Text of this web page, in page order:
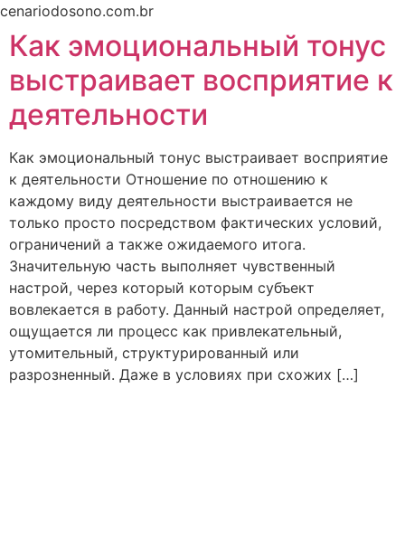
cenariodosono.com.brIr
o
conteúdo
Как эмоциональный тонус
выстраивает восприятие к
деятельности
Как эмоциональный тонус выстраивает восприятие
к деятельности Отношение по отношению к
каждому виду деятельности выстраивается не
только просто посредством фактических условий,
ограничений а также ожидаемого итога.
Значительную часть выполняет чувственный
настрой, через который которым субъект
вовлекается в работу. Данный настрой определяет,
ощущается ли процесс как привлекательный,
утомительный, структурированный или
разрозненный. Даже в условиях при схожих […]